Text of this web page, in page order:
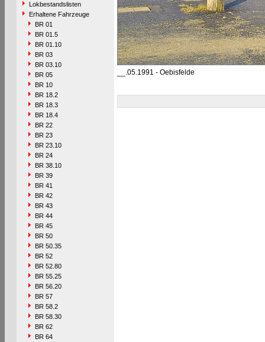
Lokbestandslisten
Erhaltene Fahrzeuge
BR 01
BR 01.5
BR 01.10
BR 03
BR 03.10
BR 05
BR 10
BR 18.2
BR 18.3
BR 18.4
BR 22
BR 23
BR 23.10
BR 24
BR 38.10
BR 39
BR 41
BR 42
BR 43
BR 44
BR 45
BR 50
BR 50.35
BR 52
BR 52.80
BR 55.25
BR 56.20
BR 57
BR 58.2
BR 58.30
BR 62
BR 64
__.05.1991 - Oebisfelde